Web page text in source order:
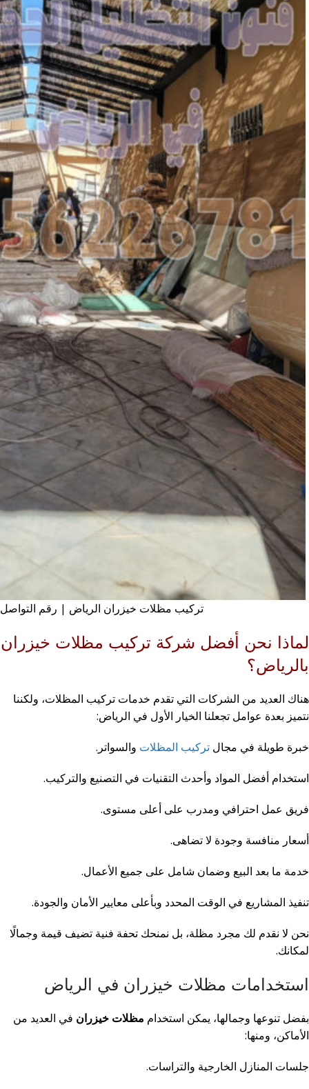
تركيب مظلات خيزران الرياض | رقم التواصل معنا:
لماذا نحن أفضل شركة تركيب مظلات خيزران
بالرياض؟
هناك العديد من الشركات التي تقدم خدمات تركيب المظلات، ولكننا
نتميز بعدة عوامل تجعلنا الخيار الأول في الرياض:
خبرة طويلة في مجال تركيب المظلات والسواتر.
استخدام أفضل المواد وأحدث التقنيات في التصنيع والتركيب.
فريق عمل احترافي ومدرب على أعلى مستوى.
أسعار منافسة وجودة لا تضاهى.
خدمة ما بعد البيع وضمان شامل على جميع الأعمال.
تنفيذ المشاريع في الوقت المحدد وبأعلى معايير الأمان والجودة.
نحن لا نقدم لك مجرد مظلة، بل نمنحك تحفة فنية تضيف قيمة وجمالًا
لمكانك.
استخدامات مظلات خيزران في الرياض
بفضل تنوعها وجمالها، يمكن استخدام مظلات خيزران في العديد من
الأماكن، ومنها:
جلسات المنازل الخارجية والتراسات.